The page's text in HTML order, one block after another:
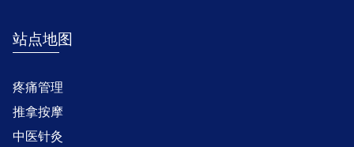
站点地图
疼痛管理
推拿按摩
中医针灸